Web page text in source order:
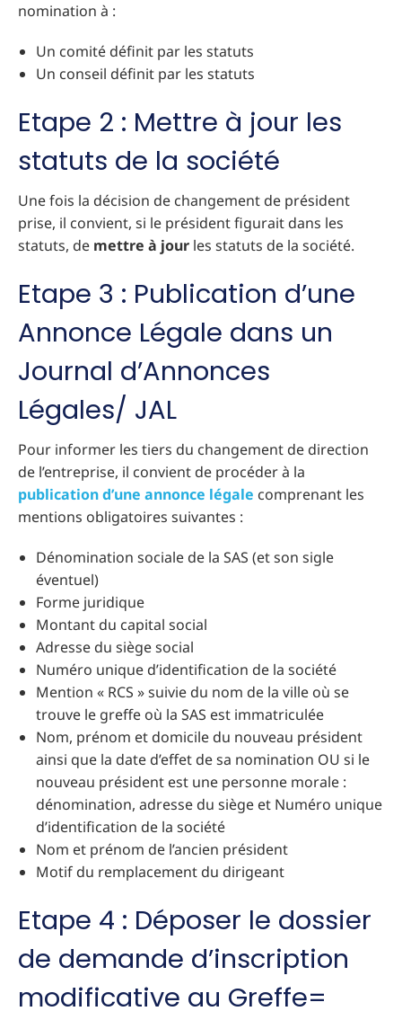
nomination à :
Un comité définit par les statuts
Un conseil définit par les statuts
Etape 2 : Mettre à jour les
statuts de la société
Une fois la décision de changement de président
prise, il convient, si le président figurait dans les
statuts, de mettre à jour les statuts de la société.
Etape 3 : Publication d’une
Annonce Légale dans un
Journal d’Annonces
Légales/ JAL
Pour informer les tiers du changement de direction
de l’entreprise, il convient de procéder à la
publication d’une annonce légale comprenant les
mentions obligatoires suivantes :
Dénomination sociale de la SAS (et son sigle
éventuel)
Forme juridique
Montant du capital social
Adresse du siège social
Numéro unique d’identification de la société
Mention « RCS » suivie du nom de la ville où se
trouve le greffe où la SAS est immatriculée
Nom, prénom et domicile du nouveau président
ainsi que la date d’effet de sa nomination OU si le
nouveau président est une personne morale :
dénomination, adresse du siège et Numéro unique
d’identification de la société
Nom et prénom de l’ancien président
Motif du remplacement du dirigeant
Etape 4 : Déposer le dossier
de demande d’inscription
modificative au Greffe=